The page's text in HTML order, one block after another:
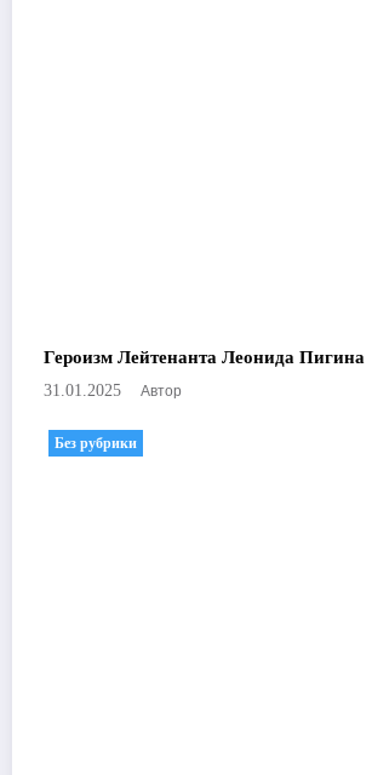
Героизм Лейтенанта Леонида Пигина
31.01.2025 Автор
Без рубрики